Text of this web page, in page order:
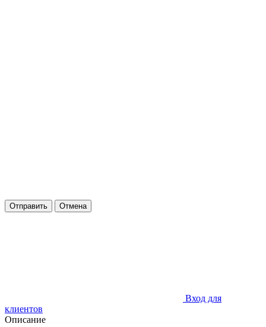
Отправить Отмена
Вход для
клиентов
Описание